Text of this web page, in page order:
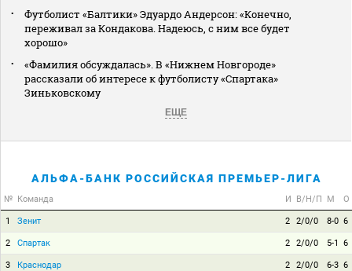
Футболист «Балтики» Эдуардо Андерсон: «Конечно,
переживал за Кондакова. Надеюсь, с ним все будет
хорошо»
«Фамилия обсуждалась». В «Нижнем Новгороде»
рассказали об интересе к футболисту «Спартака»
Зиньковскому
ЕЩЕ
АЛЬФА-БАНК РОССИЙСКАЯ ПРЕМЬЕР-ЛИГА
№ Команда И В/Н/П М О
1 Зенит 2 2/0/0 8-0 6
2 Спартак 2 2/0/0 5-1 6
3 Краснодар 2 2/0/0 6-3 6